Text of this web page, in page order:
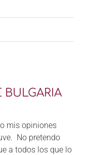
BULGARIA
mis opiniones
No pretendo
a todos los que lo